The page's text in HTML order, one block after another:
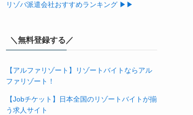
リゾバ派遣会社おすすめランキング ▶▶
＼無料登録する／
【アルファリゾート】リゾートバイトならアル
ファリゾート！
【Jobチケット】日本全国のリゾートバイトが揃
う求人サイト